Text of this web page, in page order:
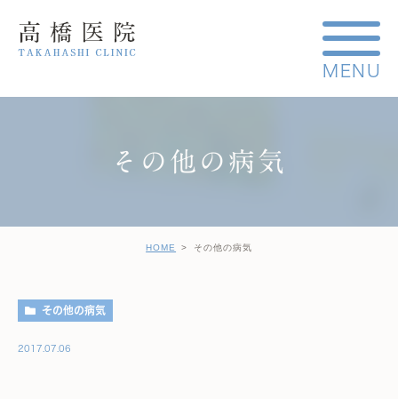
その他の病気
HOME その他の病気
その他の病気
2017.07.06